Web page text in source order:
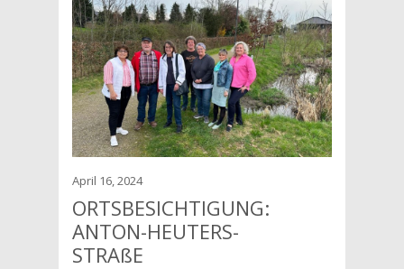
April 16, 2024
ORTSBESICHTIGUNG:
ANTON-HEUTERS-
STRAßE